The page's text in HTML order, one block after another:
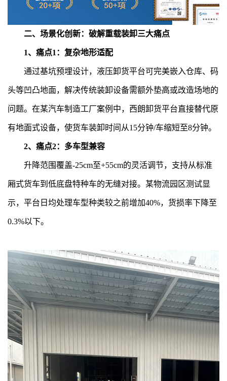
二、场景化创新：破解重载装卸三大痛点
1、痛点1：复杂地形适配
通过基坑预埋设计，液压卸货平台可完美嵌入仓库、码
头等凹凸地面，解决传统装卸设备需额外垫高或改造场地的
问题。在某汽车制造工厂案例中，西朗卸货平台直接替代原
有地面式设备，使货车装卸时间从15分钟/车缩短至8分钟。
2、痛点2：多车型兼容
升降范围覆盖-25cm至+55cm的灵活调节，支持从标准
厢式货车到低底盘特种车的无缝对接。某物流园区测试显
示，平台日均处理车型种类较之前增加40%，货损率下降至
0.3%以下。